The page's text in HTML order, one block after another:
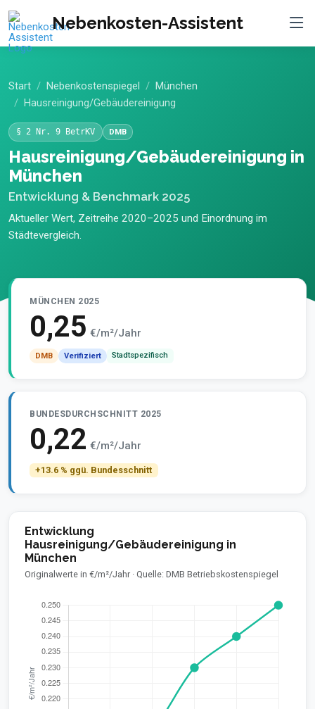
Nebenkosten-Assistent
Start Nebenkostenspiegel
München
Hausreinigung/Gebäudereinigung
§ 2 Nr. 9 BetrKV DMB
Hausreinigung/Gebäudereinigung in
München
Entwicklung & Benchmark 2025
Aktueller Wert, Zeitreihe 2020–2025 und Einordnung im
Städtevergleich.
MÜNCHEN 2025
0,25 €/m²/Jahr
DMB Verifiziert Stadtspezifisch
BUNDESDURCHSCHNITT 2025
0,22 €/m²/Jahr
+13.6 % ggü. Bundesschnitt
Entwicklung
Hausreinigung/Gebäudereinigung in
München
Originalwerte in €/m²/Jahr · Quelle: DMB Betriebskostenspiegel